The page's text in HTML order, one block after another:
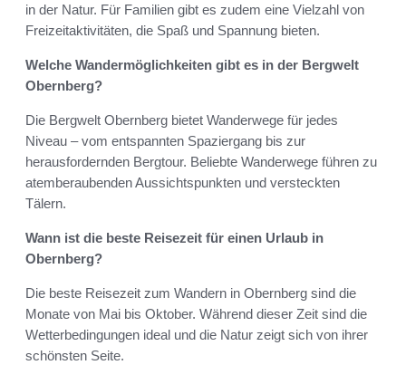
in der Natur. Für Familien gibt es zudem eine Vielzahl von
Freizeitaktivitäten, die Spaß und Spannung bieten.
Welche Wandermöglichkeiten gibt es in der Bergwelt
Obernberg?
Die Bergwelt Obernberg bietet Wanderwege für jedes
Niveau – vom entspannten Spaziergang bis zur
herausfordernden Bergtour. Beliebte Wanderwege führen zu
atemberaubenden Aussichtspunkten und versteckten
Tälern.
Wann ist die beste Reisezeit für einen Urlaub in
Obernberg?
Die beste Reisezeit zum Wandern in Obernberg sind die
Monate von Mai bis Oktober. Während dieser Zeit sind die
Wetterbedingungen ideal und die Natur zeigt sich von ihrer
schönsten Seite.